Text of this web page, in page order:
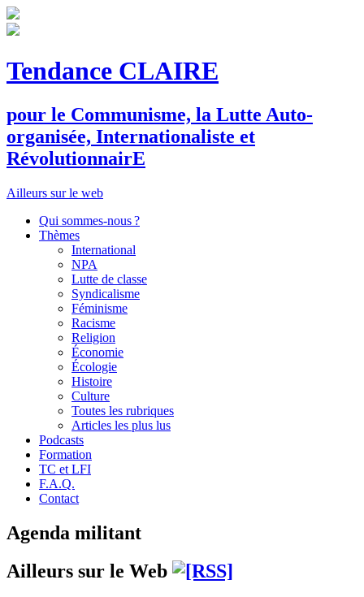
Tendance CLAIRE
pour le Communisme, la Lutte Auto-
organisée, Internationaliste et
RévolutionnairE
Ailleurs sur le web
Qui sommes-nous ?
Thèmes
International
NPA
Lutte de classe
Syndicalisme
Féminisme
Racisme
Religion
Économie
Écologie
Histoire
Culture
Toutes les rubriques
Articles les plus lus
Podcasts
Formation
TC et LFI
F.A.Q.
Contact
Agenda militant
Ailleurs sur le Web